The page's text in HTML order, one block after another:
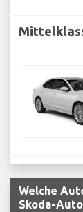
Welche
Skoda-